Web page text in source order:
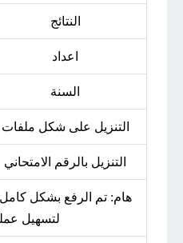
النتائج
اعداد
السنة
التنزيل على شكل ملفات
التنزيل بالرقم الامتحاني
هام: تم الرفع بشكل
لتسهيل